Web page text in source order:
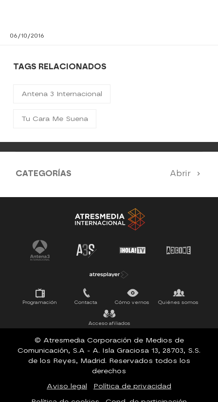
06/10/2016
TAGS RELACIONADOS
Antena 3 Internacional
Tu Cara Me Suena
CATEGORÍAS Abrir
Antena 3 Noticias El Hormiguero
La Ruleta de la Suerte Tu cara me suena
Pasapalabra
Programación Contacta Cómo vernos Quiénes somos
Acceso afiliados
© Atresmedia Corporación de Medios de
Comunicación, S.A - A. Isla Graciosa 13, 28703, S.S.
de los Reyes, Madrid. Reservados todos los
derechos
Aviso legal
Política de privacidad